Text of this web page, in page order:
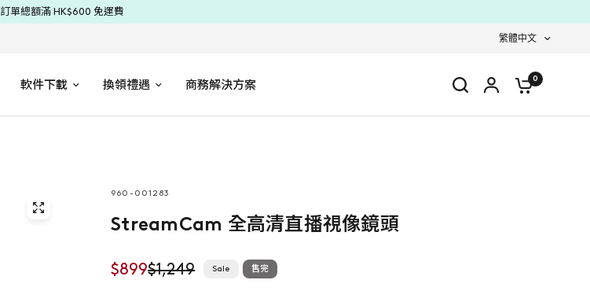
訂單總額滿 HK$600 免運費
繁體中文
軟件下載 換領禮遇 商務解決方案 0
960-001283
StreamCam 全高清直播視像鏡頭
$1,249
$899 Sale 售完